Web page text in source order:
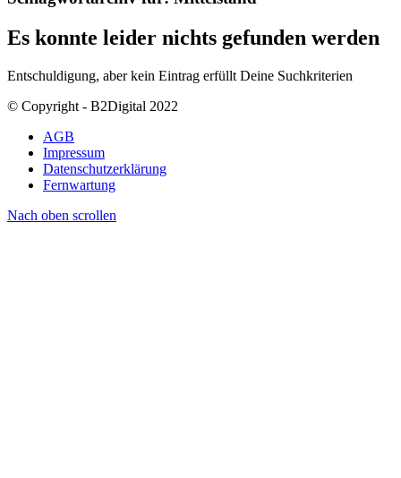
Es konnte leider nichts gefunden werden
Entschuldigung, aber kein Eintrag erfüllt Deine Suchkriterien
© Copyright - B2Digital 2022
AGB
Impressum
Datenschutzerklärung
Fernwartung
Nach oben scrollen